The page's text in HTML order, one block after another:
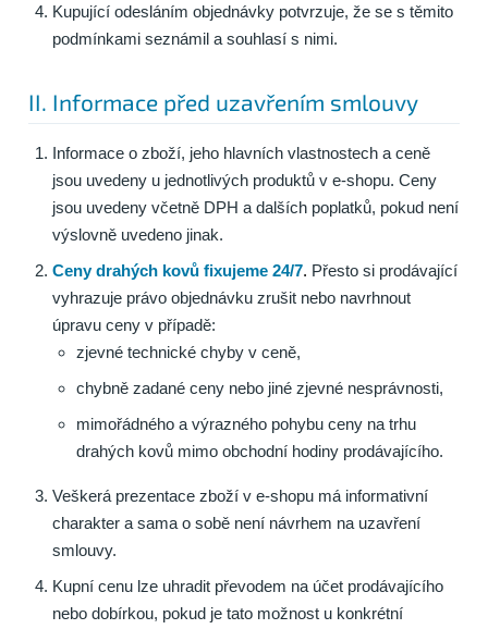
Kupující odesláním objednávky potvrzuje, že se s těmito
podmínkami seznámil a souhlasí s nimi.
II. Informace před uzavřením smlouvy
Informace o zboží, jeho hlavních vlastnostech a ceně
jsou uvedeny u jednotlivých produktů v e-shopu. Ceny
jsou uvedeny včetně DPH a dalších poplatků, pokud není
výslovně uvedeno jinak.
Ceny drahých kovů fixujeme 24/7. Přesto si prodávající
vyhrazuje právo objednávku zrušit nebo navrhnout
úpravu ceny v případě:
zjevné technické chyby v ceně,
chybně zadané ceny nebo jiné zjevné nesprávnosti,
mimořádného a výrazného pohybu ceny na trhu
drahých kovů mimo obchodní hodiny prodávajícího.
Veškerá prezentace zboží v e-shopu má informativní
charakter a sama o sobě není návrhem na uzavření
smlouvy.
Kupní cenu lze uhradit převodem na účet prodávajícího
nebo dobírkou, pokud je tato možnost u konkrétní